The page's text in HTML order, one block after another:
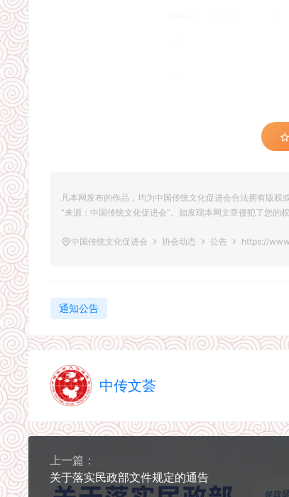
凡本网发布的作品，均为中国传统文化促进会合法拥有版
“来源：中国传统文化促进会”。如发现本网文章侵犯了您
中国传统文化促进会 协会动态 公告 https://
通知公告
中传文荟
上一篇：
关于落实民政部文件规定的通告